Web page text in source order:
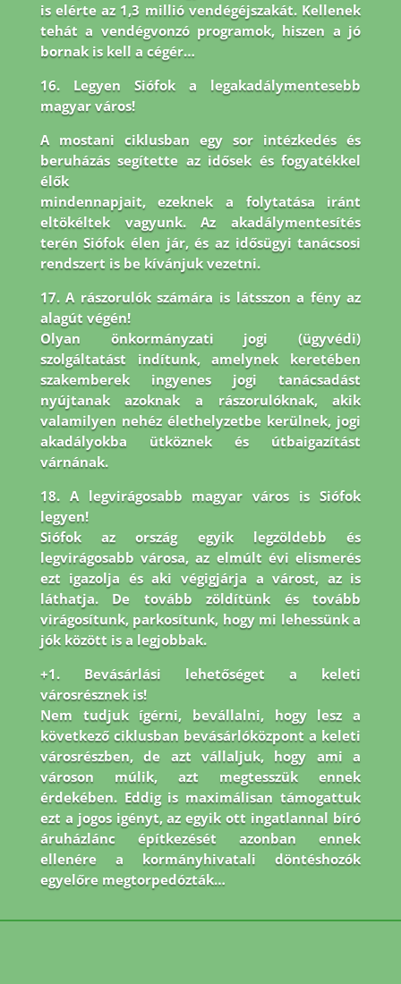
is elérte az 1,3 millió vendégéjszakát. Kellenek
tehát a vendégvonzó programok, hiszen a jó
bornak is kell a cégér…
16. Legyen Siófok a legakadálymentesebb
magyar város!
A mostani ciklusban egy sor intézkedés és
beruházás segítette az idősek és fogyatékkel
élők
mindennapjait, ezeknek a folytatása iránt
eltökéltek vagyunk. Az akadálymentesítés
terén Siófok élen jár,és az idősügyi tanácsosi
rendszert is be kívánjuk vezetni.
17. A rászorulók számára is látsszon a fény az
alagút végén!
Olyan önkormányzati jogi (ügyvédi)
szolgáltatást indítunk, amelynek keretében
szakemberek ingyenes jogi tanácsadást
nyújtanak azoknak a rászorulóknak, akik
valamilyen nehéz élethelyzetbe kerülnek, jogi
akadályokba ütköznek és útbaigazítást
várnának.
18. A legvirágosabb magyar város is Siófok
legyen!
Siófok az ország egyik legzöldebb és
legvirágosabb városa, az elmúlt évi elismerés
ezt igazolja és aki végigjárja a várost, az is
láthatja. De tovább zöldítünk és tovább
virágosítunk, parkosítunk, hogy mi lehessünk a
jók között is a legjobbak.
+1. Bevásárlási lehetőséget a keleti
városrésznek is!
Nem tudjuk ígérni, bevállalni, hogy lesz a
következő ciklusban bevásárlóközpont a keleti
városrészben, de azt vállaljuk, hogy ami a
városon múlik, azt megtesszük ennek
érdekében. Eddig is maximálisan támogattuk
ezt a jogos igényt, az egyik ott ingatlannal bíró
áruházlánc építkezését azonban ennek
ellenére a kormányhivatali döntéshozók
egyelőre megtorpedózták…